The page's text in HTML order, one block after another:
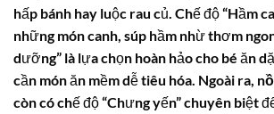
hấp bánh hay luộc rau củ. Chế độ “Hầm
những món canh, súp hầm nhừ thơm
dưỡng” là lựa chọn hoàn hảo cho bé ăn
cần món ăn mềm dễ tiêu hóa. Ngoài ra,
còn có chế độ “Chưng yến” chuyên biệt